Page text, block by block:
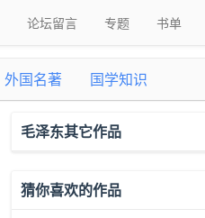
论坛留言 专题 书单
外国名著 国学知识
毛泽东其它作品
猜你喜欢的作品